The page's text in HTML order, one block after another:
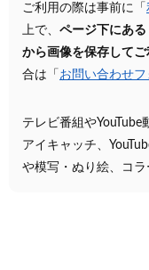
ご利用の際は事前に「
上で、 ページ下にあ
から画像を保存してご
合は「 お問い合わせフ
テレビ番組や
アイキャッチ、
や模写・ぬり絵、コラ